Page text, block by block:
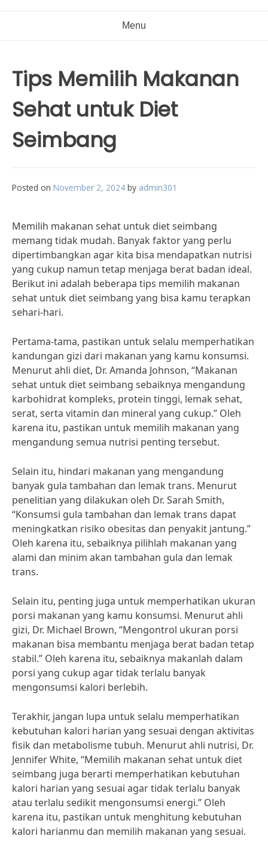
Menu
Tips Memilih Makanan
Sehat untuk Diet
Seimbang
Posted on November 2, 2024 by admin301
Memilih makanan sehat untuk diet seimbang
memang tidak mudah. Banyak faktor yang perlu
dipertimbangkan agar kita bisa mendapatkan nutrisi
yang cukup namun tetap menjaga berat badan ideal.
Berikut ini adalah beberapa tips memilih makanan
sehat untuk diet seimbang yang bisa kamu terapkan
sehari-hari.
Pertama-tama, pastikan untuk selalu memperhatikan
kandungan gizi dari makanan yang kamu konsumsi.
Menurut ahli diet, Dr. Amanda Johnson, “Makanan
sehat untuk diet seimbang sebaiknya mengandung
karbohidrat kompleks, protein tinggi, lemak sehat,
serat, serta vitamin dan mineral yang cukup.” Oleh
karena itu, pastikan untuk memilih makanan yang
mengandung semua nutrisi penting tersebut.
Selain itu, hindari makanan yang mengandung
banyak gula tambahan dan lemak trans. Menurut
penelitian yang dilakukan oleh Dr. Sarah Smith,
“Konsumsi gula tambahan dan lemak trans dapat
meningkatkan risiko obesitas dan penyakit jantung.”
Oleh karena itu, sebaiknya pilihlah makanan yang
alami dan minim akan tambahan gula dan lemak
trans.
Selain itu, penting juga untuk memperhatikan ukuran
porsi makanan yang kamu konsumsi. Menurut ahli
gizi, Dr. Michael Brown, “Mengontrol ukuran porsi
makanan bisa membantu menjaga berat badan tetap
stabil.” Oleh karena itu, sebaiknya makanlah dalam
porsi yang cukup agar tidak terlalu banyak
mengonsumsi kalori berlebih.
Terakhir, jangan lupa untuk selalu memperhatikan
kebutuhan kalori harian yang sesuai dengan aktivitas
fisik dan metabolisme tubuh. Menurut ahli nutrisi, Dr.
Jennifer White, “Memilih makanan sehat untuk diet
seimbang juga berarti memperhatikan kebutuhan
kalori harian yang sesuai agar tidak terlalu banyak
atau terlalu sedikit mengonsumsi energi.” Oleh
karena itu, pastikan untuk menghitung kebutuhan
kalori harianmu dan memilih makanan yang sesuai.